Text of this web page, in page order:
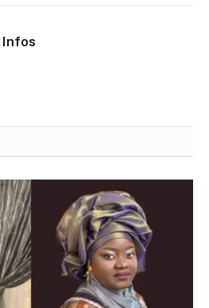
Infos